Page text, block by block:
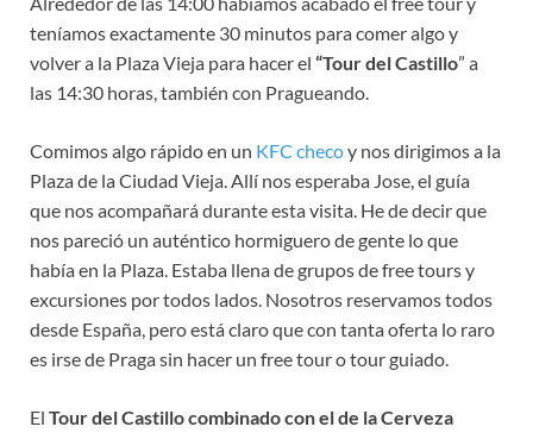
teníamos exactamente 30 minutos para comer algo y
volver a la Plaza Vieja para hacer el “Tour del Castillo” a
las 14:30 horas, también con Pragueando.
Comimos algo rápido en un KFC checoy nos dirigimos a la
Plaza de la Ciudad Vieja. Allí nos esperaba Jose, el guía
que nos acompañará durante esta visita. He de decir que
nos pareció un auténtico hormiguero de gente lo que
había en la Plaza. Estaba llena de grupos de free tours y
excursiones por todos lados. Nosotros reservamos todos
desde España, pero está claro que con tanta oferta lo raro
es irse de Praga sin hacer un free tour o tour guiado.
El Tour del Castillo combinado con el de la Cerveza